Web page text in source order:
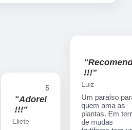
5
"Adorei
!!!"
Eliete
!!!"
Luiz
Um paraíso
quem ama as
plantas. Em
de mudas